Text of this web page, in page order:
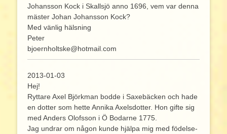
Johansson Kock i Skallsjö anno 1696, vem var denna
mäster Johan Johansson Kock?
Med vänlig hälsning
Peter
bjoernholtske@hotmail.com
2013-01-03
Hej!
Ryttare Axel Björkman bodde i Saxebäcken och hade
en dotter som hette Annika Axelsdotter. Hon gifte sig
med Anders Olofsson i Ö Bodarne 1775.
Jag undrar om någon kunde hjälpa mig med födelse-